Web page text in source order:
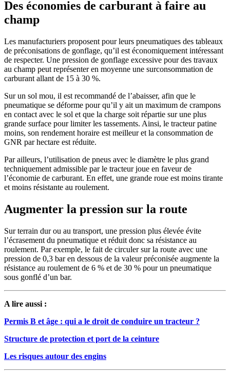
Des économies de carburant à faire au
champ
Les manufacturiers proposent pour leurs pneumatiques des tableaux
de préconisations de gonflage, qu’il est économiquement intéressant
de respecter. Une pression de gonflage excessive pour des travaux
au champ peut représenter en moyenne une surconsommation de
carburant allant de 15 à 30 %.
Sur un sol mou, il est recommandé de l’abaisser, afin que le
pneumatique se déforme pour qu’il y ait un maximum de crampons
en contact avec le sol et que la charge soit répartie sur une plus
grande surface pour limiter les tassements. Ainsi, le tracteur patine
moins, son rendement horaire est meilleur et la consommation de
GNR par hectare est réduite.
Par ailleurs, l’utilisation de pneus avec le diamètre le plus grand
techniquement admissible par le tracteur joue en faveur de
l’économie de carburant. En effet, une grande roue est moins tirante
et moins résistante au roulement.
Augmenter la pression sur la route
Sur terrain dur ou au transport, une pression plus élevée évite
l’écrasement du pneumatique et réduit donc sa résistance au
roulement. Par exemple, le fait de circuler sur la route avec une
pression de 0,3 bar en dessous de la valeur préconisée augmente la
résistance au roulement de 6 % et de 30 % pour un pneumatique
sous gonflé d’un bar.
A lire aussi :
Permis B et âge : qui a le droit de conduire un tracteur ?
Structure de protection et port de la ceinture
Les risques autour des engins